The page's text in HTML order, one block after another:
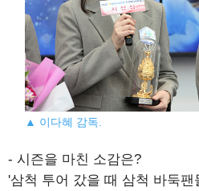
▲ 이다혜 감독.
- 시즌을 마친 소감은?
'삼척 투어 갔을 때 삼척 바둑